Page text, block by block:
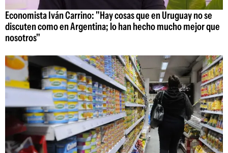
Economista Iván Carrino: "Hay cosas que en Uruguay no se
discuten como en Argentina; lo han hecho mucho mejor que
nosotros"